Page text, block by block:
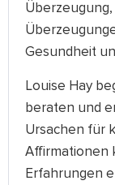
Gesundheit
Louise Hay
beraten und
Ursachen für
Affirmationen
Erfahrungen